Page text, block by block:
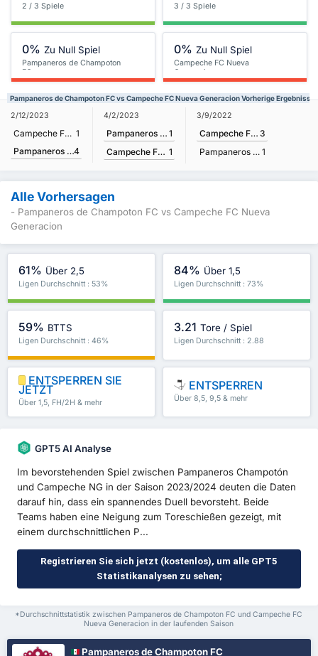
2 / 3 Spiele 3 / 3 Spiele
0% Zu Null Spiel
Pampaneros de Champoton
FC
0% Zu Null Spiel
Campeche FC Nueva
Generacion
Pampaneros de Champoton FC vs Campeche FC Nueva Generacion Vorherige Ergebnisse
2/12/2023
Campeche FC Nueva Generacion 1
Pampaneros de Champoton FC4
4/2/2023
Pampaneros de Champoton FC 1
Campeche FC Nueva Generacion 1
3/9/2022
Campeche FC Nueva Generacion 3
Pampaneros de Champoton FC 1
Alle Vorhersagen
- Pampaneros de Champoton FC vs Campeche FC Nueva
Generacion
61% Über 2,5
Ligen Durchschnitt : 53%
84% Über 1,5
Ligen Durchschnitt : 73%
59% BTTS
Ligen Durchschnitt : 46%
3.21 Tore / Spiel
Ligen Durchschnitt : 2.88
ENTSPERREN SIE
JETZT
Über 1,5, FH/2H & mehr
ENTSPERREN
Über 8,5, 9,5 & mehr
GPT5 AI Analyse
Im bevorstehenden Spiel zwischen Pampaneros Champotón
und Campeche NG in der Saison 2023/2024 deuten die Daten
darauf hin, dass ein spannendes Duell bevorsteht. Beide
Teams haben eine Neigung zum Toreschießen gezeigt, mit
einem durchschnittlichen P...
Registrieren Sie sich jetzt (kostenlos), um alle GPT5
Statistikanalysen zu sehen;
*Durchschnittstatistik zwischen Pampaneros de Champoton FC und Campeche FC
Nueva Generacion in der laufenden Saison
Pampaneros de Champoton FC